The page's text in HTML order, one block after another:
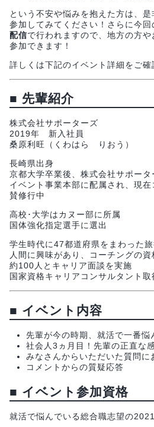
という不安や悩みを抱えた方は、
参加してみてください！さらに今回
配信で行われますので、地方の方
参加できます！
詳しくは下記のイベント詳細をご確
■ 先輩紹介
株式会社サポーターズ
2019年 新入社員
桑原利旺（くわはら りおう）
長崎県出身
京都大学卒業後、株式会社サポータ
イベント事業本部に配属され、現
賛修行中
高校･大学はカヌー部に所属
国体強化指定選手に選出
学生時代に47都道府県をまわった旅
人間に興味があり、コーチングの
約100人とキャリア面談を実施
国家資格キャリアコンサルタント取
■ イベント内容
先輩が今の時期、就活で一番悩
社会人3ヵ月目！先輩の正直な
みなさんからいただいた質問に
コメントからの質疑応答
■ イベント参加資格
就活で悩んでいる総合職志望の